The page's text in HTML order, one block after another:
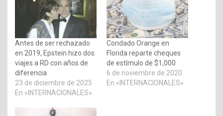
Antes de ser rechazado
en 2019, Epstein hizo dos
viajes a RD con años de
diferencia
23 de diciembre de 2025
En «INTERNACIONALES»
Condado Orange en
Florida reparte cheques
de estímulo de $1,000
6 de noviembre de 2020
En «INTERNACIONALES»